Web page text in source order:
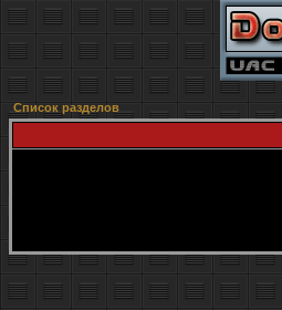
Список разделов